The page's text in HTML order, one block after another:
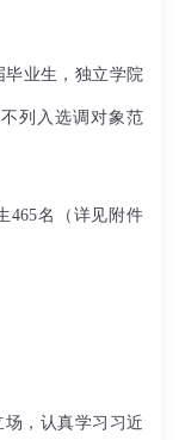
业生，独立学院
列入选调对象范
465名（详见附件
，认真学习习近